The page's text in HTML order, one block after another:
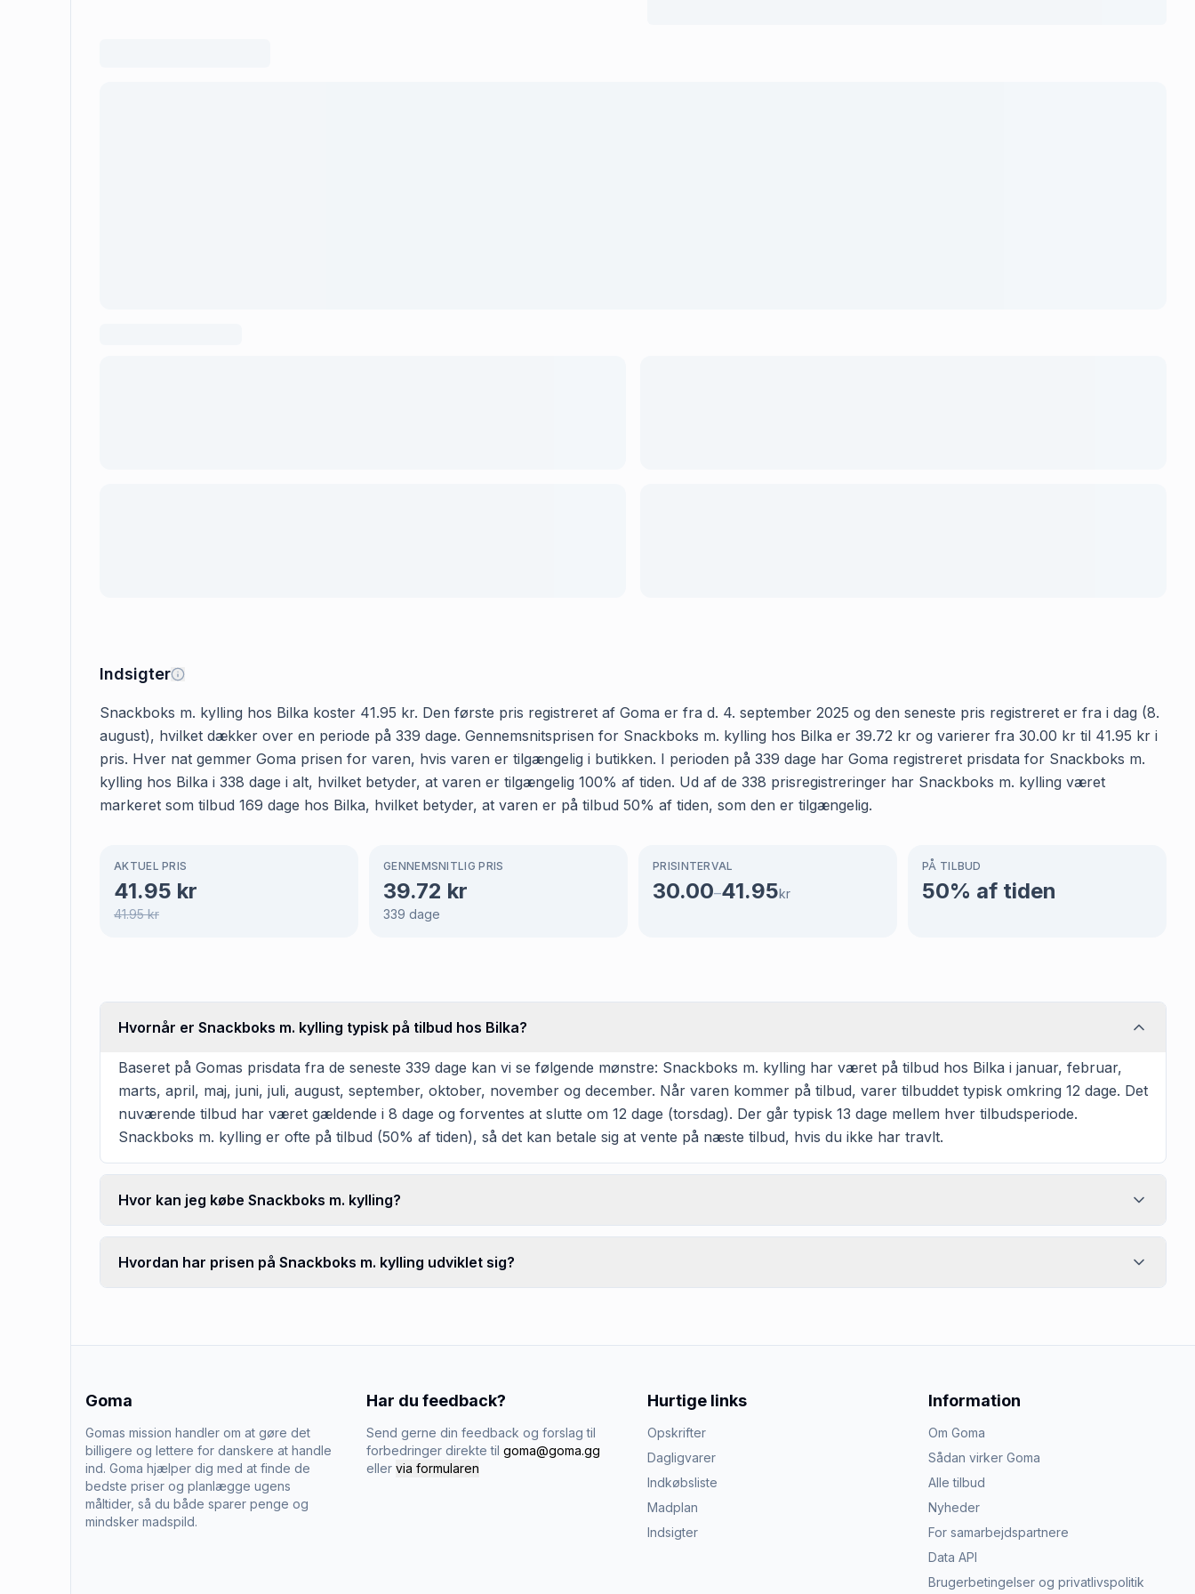
Indsigter
Snackboks m. kylling hos Bilka koster 41.95 kr. Den første pris registreret af Goma er fra d. 4. september 2025 og den seneste pris registreret er fra i dag (8.
august), hvilket dækker over en periode på 339 dage. Gennemsnitsprisen for Snackboks m. kylling hos Bilka er 39.72 kr og varierer fra 30.00 kr til 41.95 kr i
pris. Hver nat gemmer Goma prisen for varen, hvis varen er tilgængelig i butikken. I perioden på 339 dage har Goma registreret prisdata for Snackboks m.
kylling hos Bilka i 338 dage i alt, hvilket betyder, at varen er tilgængelig 100% af tiden. Ud af de 338 prisregistreringer har Snackboks m. kylling været
markeret som tilbud 169 dage hos Bilka, hvilket betyder, at varen er på tilbud 50% af tiden, som den er tilgængelig.
AKTUEL PRIS
41.95 kr
41.95kr
GENNEMSNITLIG PRIS
39.72 kr
339 dage
PRISINTERVAL
30.00–41.95kr
PÅ TILBUD
50% af tiden
Hvornår er Snackboks m. kylling typisk på tilbud hos Bilka?
Baseret på Gomas prisdata fra de seneste 339 dage kan vi se følgende mønstre: Snackboks m. kylling har været på tilbud hos Bilka i januar, februar,
marts, april, maj, juni, juli, august, september, oktober, november og december. Når varen kommer på tilbud, varer tilbuddet typisk omkring 12 dage. Det
nuværende tilbud har været gældende i 8 dage og forventes at slutte om 12 dage (torsdag). Der går typisk 13 dage mellem hver tilbudsperiode.
Snackboks m. kylling er ofte på tilbud (50% af tiden), så det kan betale sig at vente på næste tilbud, hvis du ikke har travlt.
Hvor kan jeg købe Snackboks m. kylling?
Hvordan har prisen på Snackboks m. kylling udviklet sig?
Goma
Gomas mission handler om at gøre det
billigere og lettere for danskere at handle
ind. Goma hjælper dig med at finde de
bedste priser og planlægge ugens
måltider, så du både sparer penge og
mindsker madspild.
Har du feedback?
Send gerne din feedback og forslag til
forbedringer direkte til goma@goma.gg
eller via formularen
Hurtige links
Opskrifter
Dagligvarer
Indkøbsliste
Madplan
Indsigter
Information
Om Goma
Sådan virker Goma
Alle tilbud
Nyheder
For samarbejdspartnere
Data API
Brugerbetingelser og privatlivspolitik